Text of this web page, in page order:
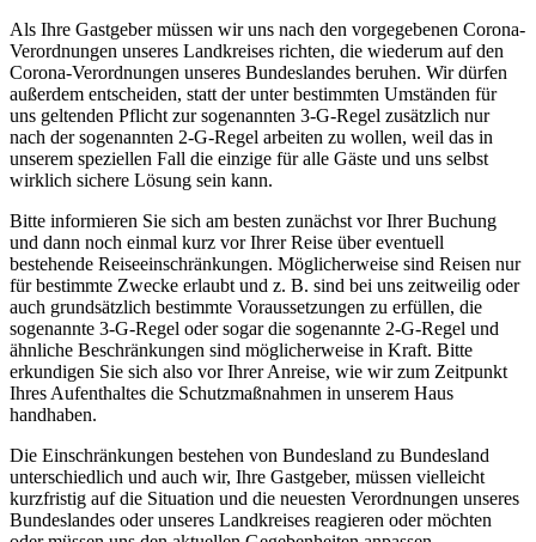
Als Ihre Gastgeber müssen wir uns nach den vorgegebenen Corona-
Verordnungen unseres Landkreises richten, die wiederum auf den
Corona-Verordnungen unseres Bundeslandes beruhen. Wir dürfen
außerdem entscheiden, statt der unter bestimmten Umständen für
uns geltenden Pflicht zur sogenannten 3-G-Regel zusätzlich nur
nach der sogenannten 2-G-Regel arbeiten zu wollen, weil das in
unserem speziellen Fall die einzige für alle Gäste und uns selbst
wirklich sichere Lösung sein kann.
Bitte informieren Sie sich am besten zunächst vor Ihrer Buchung
und dann noch einmal kurz vor Ihrer Reise über eventuell
bestehende Reiseeinschränkungen. Möglicherweise sind Reisen nur
für bestimmte Zwecke erlaubt und z. B. sind bei uns zeitweilig oder
auch grundsätzlich bestimmte Voraussetzungen zu erfüllen, die
sogenannte 3-G-Regel oder sogar die sogenannte 2-G-Regel und
ähnliche Beschränkungen sind möglicherweise in Kraft. Bitte
erkundigen Sie sich also vor Ihrer Anreise, wie wir zum Zeitpunkt
Ihres Aufenthaltes die Schutzmaßnahmen in unserem Haus
handhaben.
Die Einschränkungen bestehen von Bundesland zu Bundesland
unterschiedlich und auch wir, Ihre Gastgeber, müssen vielleicht
kurzfristig auf die Situation und die neuesten Verordnungen unseres
Bundeslandes oder unseres Landkreises reagieren oder möchten